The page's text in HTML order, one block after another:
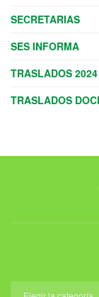
SECRETARIAS
SES INFORMA
TRASLADOS 2024
TRASLADOS